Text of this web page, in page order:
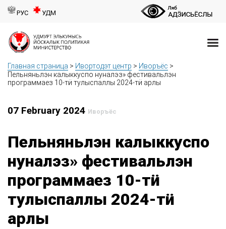
РУС УДМ
Главная страница > Ивортодэт центр > Иворъёс >
Пельняньлэн калыккуспо нуналэз» фестивальлэн
программаез 10-тӥ тулыспаллы 2024-тӥ арлы
07 February 2024 Иворъёс
Пельняньлэн калыккуспо
нуналэз» фестивальлэн
программаез 10-тӥ
тулыспаллы 2024-тӥ
арлы